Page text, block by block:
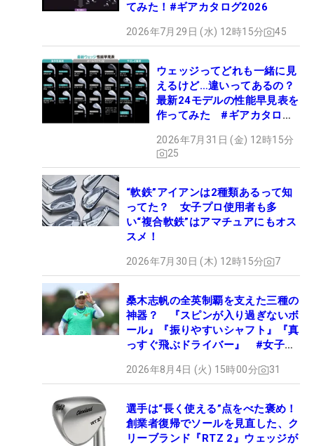
てみた！#ギアカタログ2026
2026年7月29日 (水) 12時15分 45
ウェッジってどれも一緒に見
えるけど…違いってあるの？
最新24モデルの性能早見表を
作ってみた #ギアカタログ
2026年7月31日 (金) 12時15分
25
“軟鉄”アイアンは2種類あるって知
ってた？ 女子プロ使用者も多
い“複合軟鉄”はアマチュアにもオス
スメ！
2026年7月30日 (木) 12時15分 7
桑木志帆の全英制覇を支えた三種の
神器？ 『スピンが入り過ぎないボ
ール』『振りやすいシャフト』『真
っすぐ飛ぶドライバー』 #女子プ
2026年8月4日 (火) 15時00分 31
選手は“長く使える”点をべた褒め！
創業者復帰でソールを見直した、ク
リーブランド『RTZ 2』ウェッジが